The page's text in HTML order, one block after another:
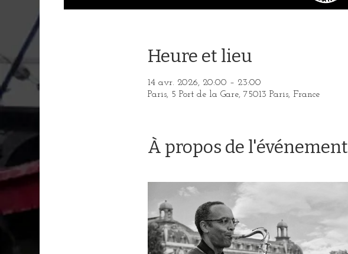
Heure et lieu
14 avr. 2026, 20:00 – 23:00
Paris, 5 Port de la Gare, 75013 Paris, France
À propos de l'événement